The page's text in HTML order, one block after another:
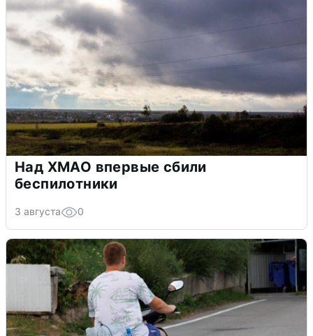
Над ХМАО впервые сбили
беспилотники
3 августа 0